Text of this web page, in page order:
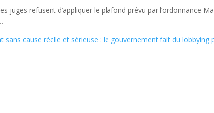
juges refusent d’appliquer le plafond prévu par l’ordonnance
sans cause réelle et sérieuse : le gouvernement fait du lobbying